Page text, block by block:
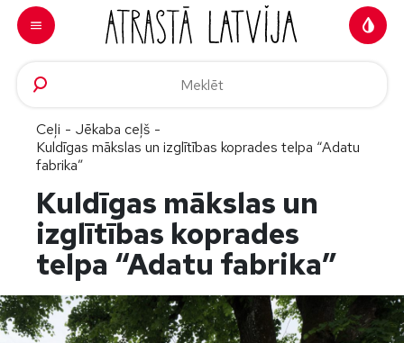
Doties uz saturu
Ceļi - Jēkaba ceļš -
Kuldīgas mākslas un izglītības koprades telpa “Adatu
fabrika”
Kuldīgas mākslas un
izglītības koprades
telpa “Adatu fabrika”